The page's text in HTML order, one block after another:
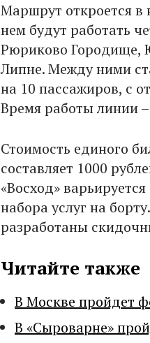
Маршрут откроется в
нем будут работать
Рюриково Городище,
Липне. Между ними
на 10 пассажиров, с
Время работы линии
Стоимость единого
составляет 1000
«Восход»
набора услуг на
разработаны
Читайте также
В Москве пройдет
В «Сыроварне»